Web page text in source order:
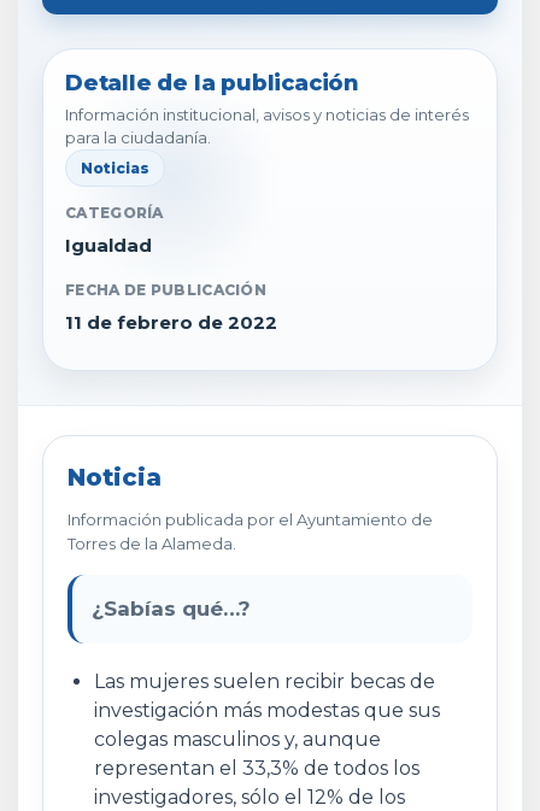
Detalle de la publicación
Información institucional, avisos y noticias de interés
para la ciudadanía.
Noticias
CATEGORÍA
Igualdad
FECHA DE PUBLICACIÓN
11 de febrero de 2022
Noticia
Información publicada por el Ayuntamiento de
Torres de la Alameda.
¿Sabías qué…?
Las mujeres suelen recibir becas de
investigación más modestas que sus
colegas masculinos y, aunque
representan el 33,3% de todos los
investigadores, sólo el 12% de los